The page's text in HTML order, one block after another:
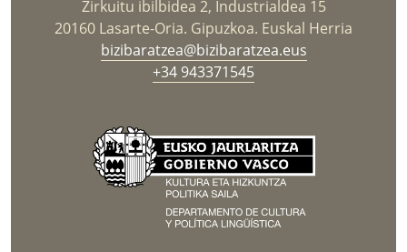
Zirkuitu ibilbidea 2, Industrialdea 15
20160 Lasarte-Oria. Gipuzkoa. Euskal Herria
bizibaratzea@bizibaratzea.eus
+34 943371545